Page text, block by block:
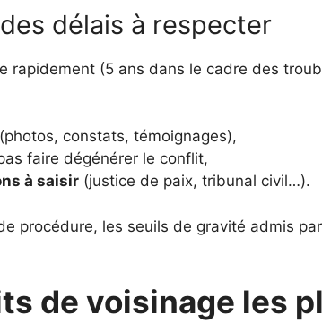
délais à respecter
rapidement (5 ans dans le cadre des
(photos, constats, témoignages),
faire dégénérer le conflit,
à saisir (justice de paix, tribunal civil…).
procédure, les seuils de gravité admis
de voisinage les